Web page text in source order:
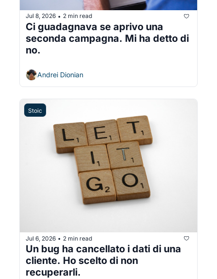
Jul 8, 2026 • 2 min read
Ci guadagnava se aprivo una
seconda campagna. Mi ha detto di
no.
Andrei Dionian
Stoic
Jul 6, 2026 • 2 min read
Un bug ha cancellato i dati di una
cliente. Ho scelto di non
recuperarli.